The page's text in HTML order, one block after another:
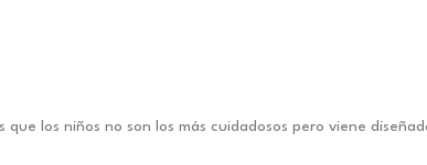
los niños no son los más cuidadosos pero viene